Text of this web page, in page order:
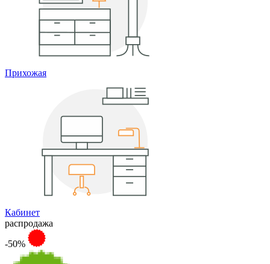
Прихожая
Кабинет
распродажа
-50%